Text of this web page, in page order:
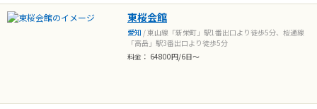
東桜会館
愛知 / 東山線「新栄町」駅1番出口より徒歩5分、桜通線
「高岳」駅3番出口より徒歩5分
料金： 64800円/6日～